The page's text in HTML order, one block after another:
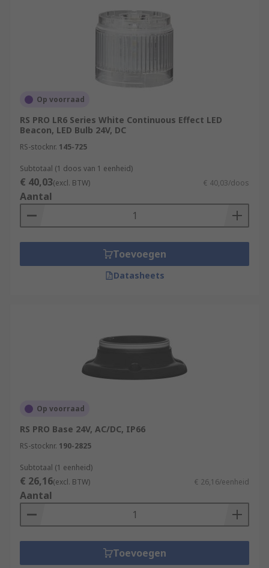
Op voorraad
RS PRO LR6 Series White Continuous Effect LED
Beacon, LED Bulb 24V, DC
RS-stocknr. 145-725
Subtotaal (1 doos van 1 eenheid)
€ 40,03(excl. BTW) € 40,03/doos
Aantal
Toevoegen
Datasheets
Op voorraad
RS PRO Base 24V, AC/DC, IP66
RS-stocknr. 190-2825
Subtotaal (1 eenheid)
€ 26,16(excl. BTW) € 26,16/eenheid
Aantal
Toevoegen